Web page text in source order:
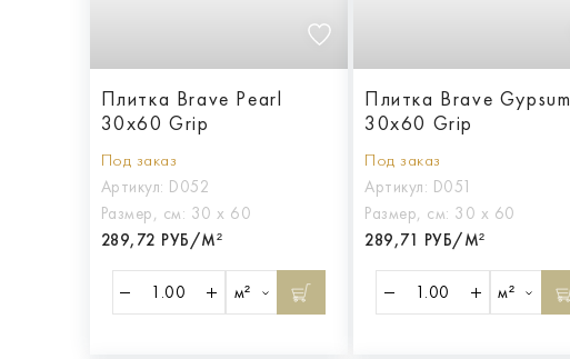
Плитка Brave Pearl
30x60 Grip
Под заказ
Артикул: D052
Размер, см: 30 х 60
289,72 РУБ/М²
м²
Плитка Brave Gypsum
30x60 Grip
Под заказ
Артикул: D051
Размер, см: 30 х 60
289,71 РУБ/М²
м²